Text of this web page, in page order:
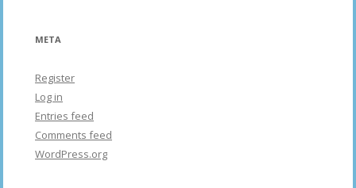
META
Register
Log in
Entries feed
Comments feed
WordPress.org